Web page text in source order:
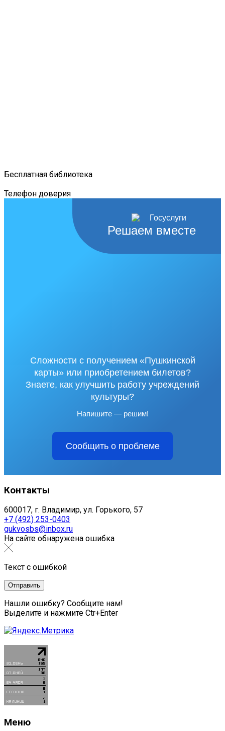
Бесплатная библиотека
Телефон доверия
Решаем вместе
Сложности с получением «Пушкинской
карты» или приобретением билетов?
Знаете, как улучшить работу учреждений
культуры?
Напишите — решим!
Сообщить о проблеме
Контакты
600017, г. Владимир, ул. Горького, 57
+7 (492) 253-0403
gukvosbs@inbox.ru
На сайте обнаружена ошибка
Текст с ошибкой
Нашли ошибку? Сообщите нам!
Выделите и нажмите Ctr+Enter
Меню